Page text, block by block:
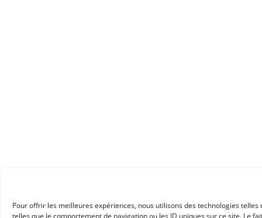
Pour offrir les meilleures expériences, nous utilisons des technologies
telles que le comportement de navigation ou les ID uniques sur ce site. Le